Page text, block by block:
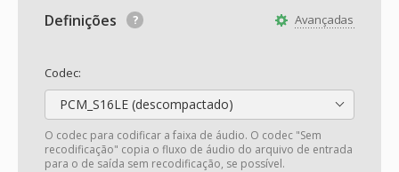
Avançadas
Definições
Codec:
PCM_S16LE (descompactado)
O codec para codificar a faixa de áudio. O codec "Sem
recodificação" copia o fluxo de áudio do arquivo de entrada
para o de saída sem recodificação, se possível.